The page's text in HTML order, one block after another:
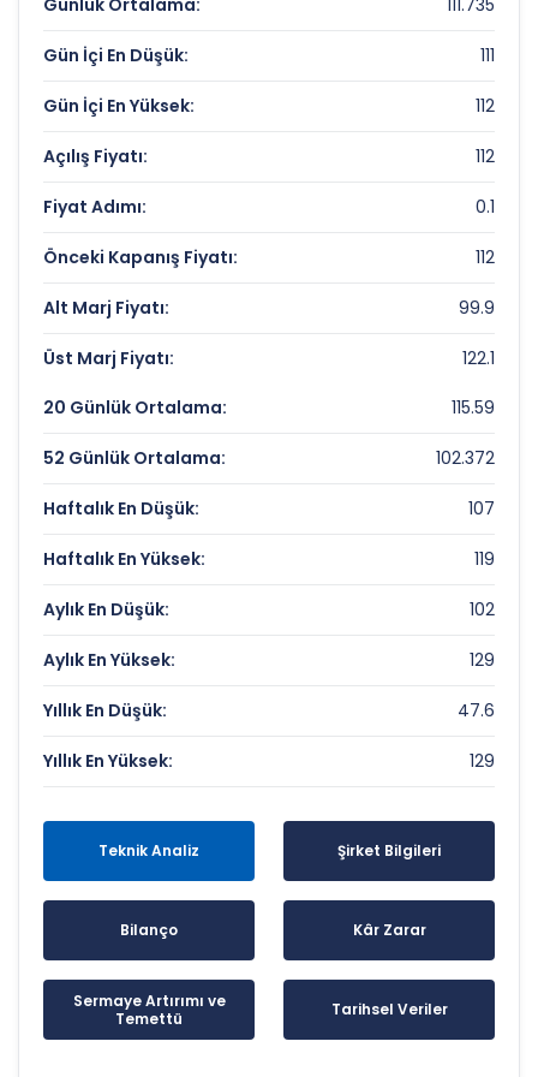
Çarpanları
Fiyat/Kazanç (F/K):
Veri Yok
Piyasa Değeri/Defter Değeri (PD/DD):
7.16
ATLANTIS YATIRIM HOLDING Rekorlar ve
Önemli Seviyeler
Bugün Gördüğü En Yüksek Fiyat:
Son 1 Yılın Zirvesi:
129 TL
Son 1 Yılın Dibi:
47.6 TL
Günlük Ortalama: 111.735
Gün İçi En Düşük: 111
Gün İçi En Yüksek: 112
Açılış Fiyatı: 112
Fiyat Adımı: 0.1
Önceki Kapanış Fiyatı: 112
Alt Marj Fiyatı: 99.9
Üst Marj Fiyatı: 122.1
20 Günlük Ortalama: 115.59
52 Günlük Ortalama: 102.372
Haftalık En Düşük: 107
Haftalık En Yüksek: 119
Aylık En Düşük: 102
Aylık En Yüksek: 129
Yıllık En Düşük: 47.6
Yıllık En Yüksek: 129
Teknik Analiz Şirket Bilgileri
Bilanço Kâr Zarar
Sermaye Artırımı ve
Temettü
Tarihsel Veriler